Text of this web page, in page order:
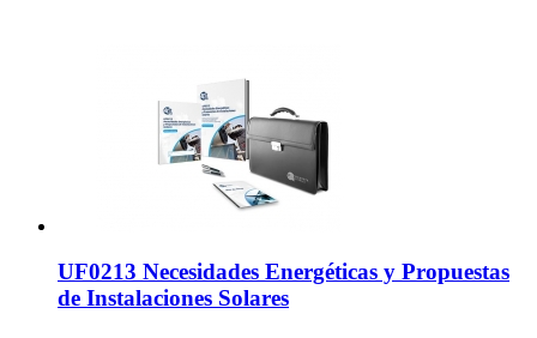
UF0213 Necesidades Energéticas y Propuestas
de Instalaciones Solares